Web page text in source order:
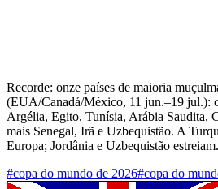
Recorde: onze países de maioria
(EUA/Canadá/México, 11 jun.–19 jul.):
Argélia, Egito, Tunísia, Arábia Saudita,
mais Senegal, Irã e Uzbequistão. A
Europa; Jordânia e Uzbequistão estreiam.
#copa do mundo de 2026#copa do